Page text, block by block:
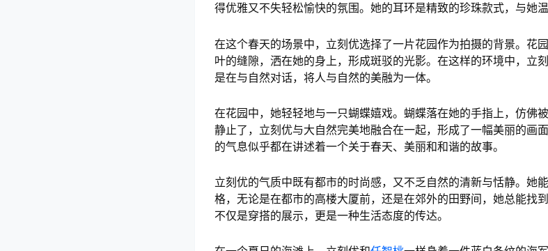
得优雅又不失轻松愉快的氛围。她的耳环是精致的珍珠款式，与她温
在这个春天的场景中，立刻优选择了一片花园作为拍摄的背景。花
叶的缝隙，洒在她的身上，形成斑驳的光影。在这样的环境中，立
是在与自然对话，将人与自然的美融为一体。
在花园中，她轻轻地与一只蝴蝶嬉戏。蝴蝶落在她的手指上，仿佛
静止了，立刻优与大自然完美地融合在一起，形成了一幅美丽的画
的气息似乎都在讲述着一个关于春天、美丽和和谐的故事。
立刻优的气质中既有都市的时尚感，又不乏自然的清新与恬静。她
格，无论是在都市的高楼大厦前，还是在郊外的田野间，她总能找
不仅是穿搭的展示，更是一种生活态度的传达。